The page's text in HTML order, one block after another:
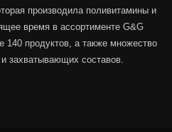
производила поливитамины и
время в ассортименте G&G
140 продуктов, а также множество
захватывающих составов.